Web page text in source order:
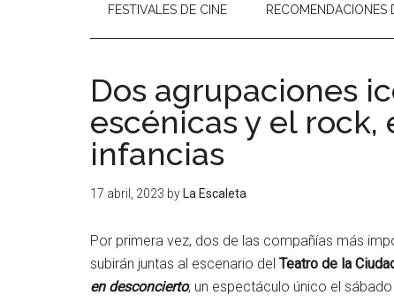
FESTIVALES DE CINE RECOMENDACIONES
Dos agrupaciones
escénicas y el rock,
infancias
17 abril, 2023 by La Escaleta
Por primera vez, dos de las compañías más
subirán juntas al escenario del Teatro de la
en desconcierto, un espectáculo único el